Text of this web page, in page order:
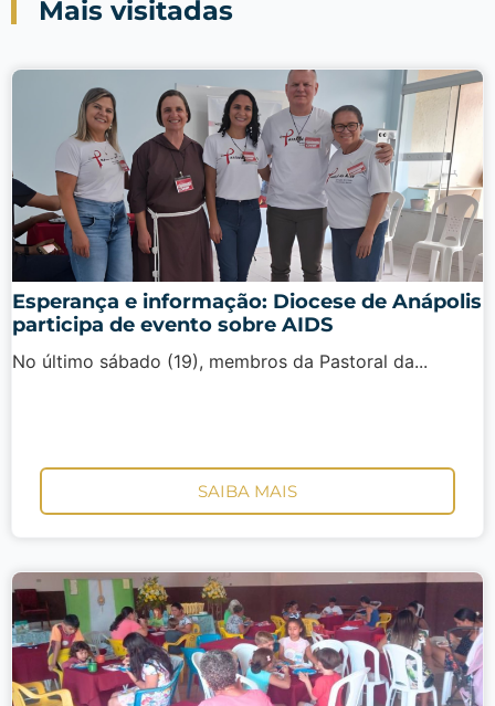
Mais visitadas
Esperança e informação: Diocese de Anápolis
participa de evento sobre AIDS
No último sábado (19), membros da Pastoral da...
SAIBA MAIS